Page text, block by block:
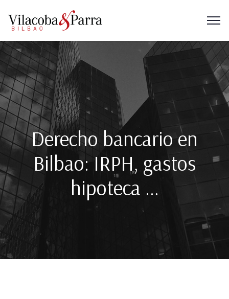
Derecho bancario en
Bilbao: IRPH, gastos
hipoteca …